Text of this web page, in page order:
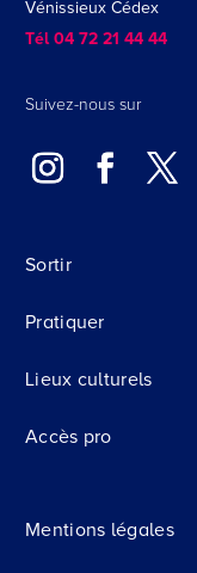
Vénissieux Cédex
Tél 04 72 21 44 44
Suivez-nous sur
Sortir
Pratiquer
Lieux culturels
Accès pro
Mentions légales